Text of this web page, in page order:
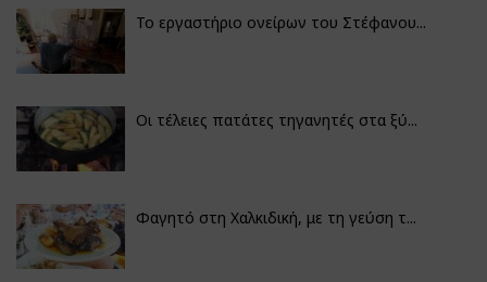
Το εργαστήριο ονείρων του Στέφανου...
Οι τέλειες πατάτες τηγανητές στα ξύ...
Φαγητό στη Χαλκιδική, με τη γεύση τ...